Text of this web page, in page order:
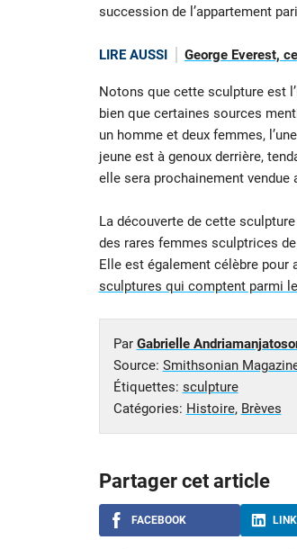
succession de l’appartement
LIRE AUSSI George Everest,
Notons que cette sculpture est
bien que certaines sources
un homme et deux femmes,
jeune est à genoux derrière,
elle sera prochainement
La découverte de cette
des rares femmes sculptrices
Elle est également célèbre pour
sculptures qui comptent parmi
Par Gabrielle
Source: Smithsonian
Étiquettes: sculpture
Catégories: Histoire, Brèves
Partager cet article
FACEBOOK